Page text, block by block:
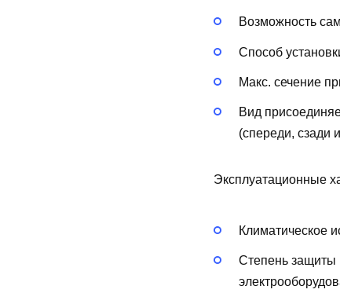
Возможность
Способ
Макс. сечение
Вид
(спереди, сзади
Эксплуатационные
Климатическое
Степень защиты